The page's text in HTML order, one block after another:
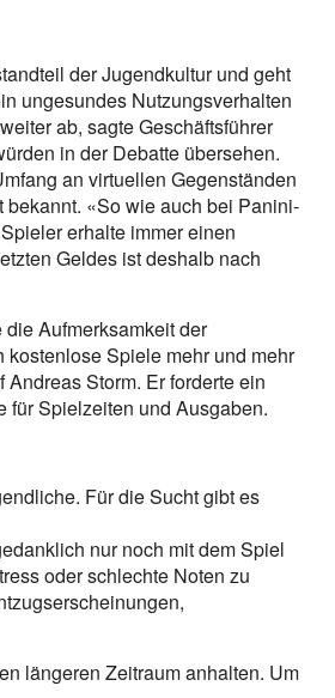
der Jugendkultur und geht
ungesundes Nutzungsverhalten
ab, sagte Geschäftsführer
in der Debatte übersehen.
an virtuellen Gegenständen
«So wie auch bei Panini-
erhalte immer einen
Geldes ist deshalb nach
Aufmerksamkeit der
Spiele mehr und mehr
Storm. Er forderte ein
für Spielzeiten und Ausgaben.
Für die Sucht gibt es
nur noch mit dem Spiel
oder schlechte Noten zu
längeren Zeitraum anhalten. Um